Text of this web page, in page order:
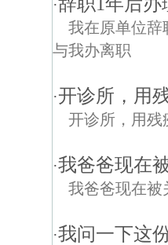
·
我在原单位辞
与我办离职
·开诊所，用
开诊所，用残
·我爸爸现在
我爸爸现在被
·我问一下这